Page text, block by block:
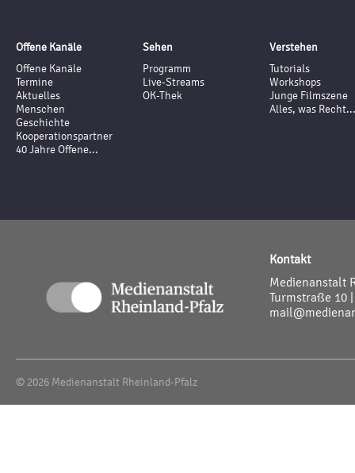
Offene Kanäle
Offene Kanäle
Termine
Aktuelles
Menschen
Geschichte
Kooperationspartner
40 Jahre Offene...
Sehen
Programm
Live-Streams
OK-Thek
Verstehen
Tutorials
Workshops
Junge Filmszene
Alles, was Recht...
Kontakt
Medienanstalt
Turmstraße 10
© 2026 Medienanstalt Rheinland-Pfalz